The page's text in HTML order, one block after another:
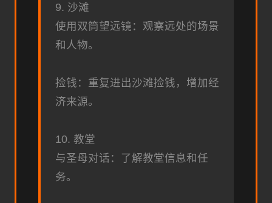
9. 沙滩
使用双筒望远镜：观察远处的场景
和人物。
捡钱：重复进出沙滩捡钱，增加经
济来源。
10. 教堂
与圣母对话：了解教堂信息和任
务。